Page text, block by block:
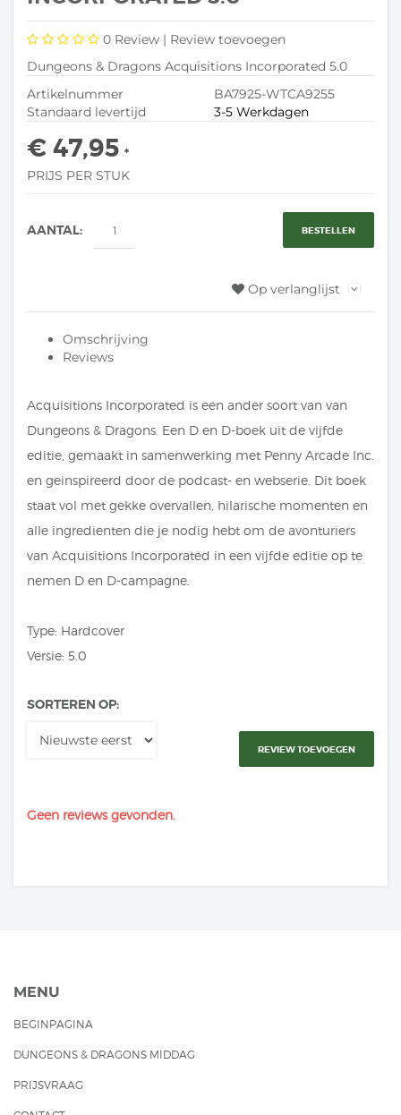
0 Review | Review toevoegen
Dungeons & Dragons Acquisitions Incorporated 5.0
Artikelnummer
BA7925-WTCA9255
Standaard levertijd
3-5 Werkdagen
€ 47,95 *
PRIJS PER STUK
AANTAL: BESTELLEN
Op verlanglijst
Omschrijving
Reviews
Acquisitions Incorporated is een ander soort van van
Dungeons & Dragons. Een D en D-boek uit de vijfde
editie, gemaakt in samenwerking met Penny Arcade Inc.
en geinspireerd door de podcast- en webserie. Dit boek
staat vol met gekke overvallen, hilarische momenten en
alle ingredienten die je nodig hebt om de avonturiers
van Acquisitions Incorporated in een vijfde editie op te
nemen D en D-campagne.
Type: Hardcover
Versie: 5.0
SORTEREN OP:
REVIEW TOEVOEGEN
Geen reviews gevonden.
MENU
BEGINPAGINA
DUNGEONS & DRAGONS MIDDAG
PRIJSVRAAG